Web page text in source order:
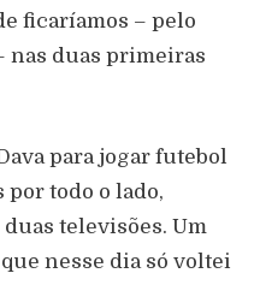
ficaríamos – pelo
nas duas primeiras
para jogar futebol
por todo o lado,
televisões. Um
nesse dia só voltei